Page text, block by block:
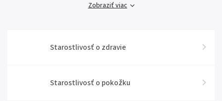
Zobraziť viac
Starostlivosť o zdravie
Starostlivosť o pokožku